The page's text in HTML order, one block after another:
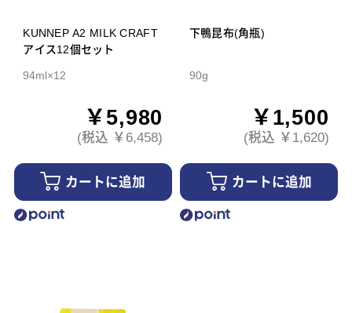
KUNNEP A2 MILK CRAFT
アイス12個セット
94ml×12
￥5,980
(税込 ￥6,458)
カートに追加
下鴨昆布(角瓶)
90g
￥1,500
(税込 ￥1,620)
カートに追加